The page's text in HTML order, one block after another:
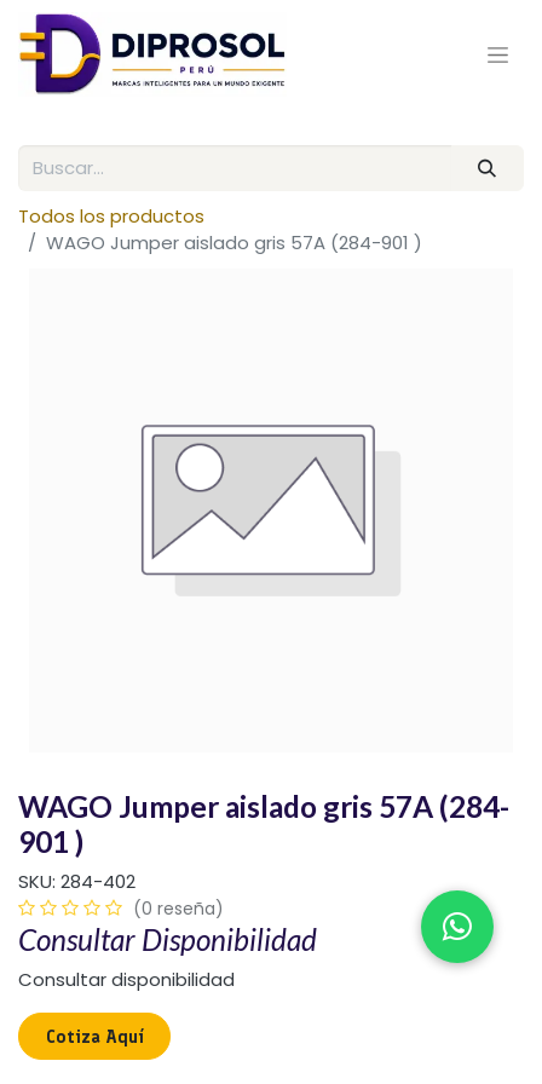
Todos los productos
WAGO Jumper aislado gris 57A (284-901 )
WAGO Jumper aislado gris 57A (284-
901 )
SKU: 284-402
(0 reseña)
Consultar Disponibilidad
Consultar disponibilidad
Cotiza Aquí​